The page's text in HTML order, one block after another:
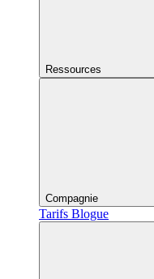
Ressources
Compagnie
Tarifs Blogue